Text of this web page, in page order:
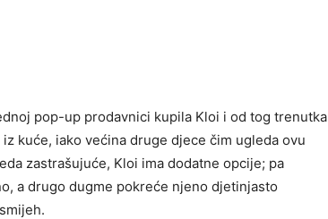
pop-up prodavnici kupila Kloi i od tog trenutka
kuće, iako većina druge djece čim ugleda ovu
zastrašujuće, Kloi ima dodatne opcije; pa
a drugo dugme pokreće njeno djetinjasto